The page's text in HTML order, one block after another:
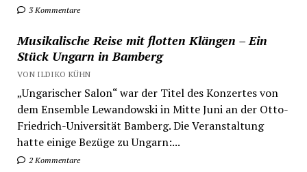
3 Kommentare
Musikalische Reise mit flotten Klängen – Ein
Stück Ungarn in Bamberg
VON ILDIKO KÜHN
„Ungarischer Salon“ war der Titel des Konzertes von
dem Ensemble Lewandowski in Mitte Juni an der Otto-
Friedrich-Universität Bamberg. Die Veranstaltung
hatte einige Bezüge zu Ungarn:...
2 Kommentare